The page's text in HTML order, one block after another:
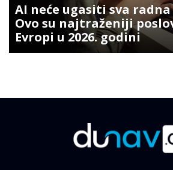
AI neće ugasiti sva
Ovo su najtraženiji
Evropi u 2026. godini